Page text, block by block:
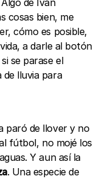
cosas bien, me
cómo es posible,
a darle al botón
se parase el
lluvia para
paró de llover y no
fútbol, no mojé los
Y aun así la
. Una especie de